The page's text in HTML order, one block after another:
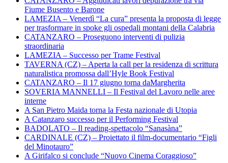
Fiume Busento e Barone
LAMEZIA – Venerdì “La cura” presenta la proposta di legge
per trasformare in spoke gli ospedali montani della Calabria
CATANZARO – Proseguono interventi di pulizia
straordinaria
LAMEZIA – Successo per Trame Festival
TAVERNA (CZ) – Aperta la call per la residenza di scrittura
naturalistica promossa dall’Hyle Book Festival
CATANZARO – Il 17 giugno torna daMargherita
SOVERIA MANNELLI – Il Festival del Lavoro nelle aree
interne
A San Pietro Maida torna la Festa nazionale di Utopia
A Catanzaro successo per il Performing Festival
BADOLATO – Il reading-spettacolo “Sanasàna”
CARDINALE (CZ) – Proiettato il film-documentario “Figli
del Minotauro”
A Girifalco si conclude “Nuovo Cinema Coraggioso”